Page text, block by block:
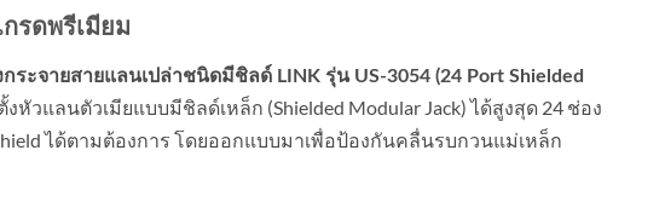
รดพรีเมียม
กระจายสายแลนเปล่าชนิดมีชิลด์ LINK รุ่น US-3054 (24 Port Shielded
วแลนตัวเมียแบบมีชิลด์เหล็ก (Shielded Modular Jack) ได้สูงสุด 24 ช่อง
ได้ตามต้องการ โดยออกแบบมาเพื่อป้องกันคลื่นรบกวนแม่เหล็ก